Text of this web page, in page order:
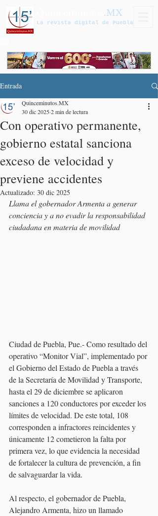
.MX
La revista digital de Puebla
Entrada
Con operativo permanente,
gobierno estatal sanciona
exceso de velocidad y
previene accidentes
Quinceminutos.MX
30 dic 20252 min de lectura
Actualizado: 30 dic 2025
Llama el gobernador Armenta a generar
conciencia y a no evadir la responsabilidad
ciudadana en materia de movilidad
Ciudad de Puebla, Pue.- Como resultado del
operativo “Monitor Vial”, implementado por
el Gobierno del Estado de Puebla a través
de la Secretaría de Movilidad y Transporte,
hasta el 29 de diciembre se aplicaron
sanciones a 120 conductores por exceder los
límites de velocidad. De este total, 108
corresponden a infractores reincidentes y
únicamente 12 cometieron la falta por
primera vez, lo que evidencia la necesidad
de fortalecer la cultura de prevención, a fin
de salvaguardar la vida.
Al respecto, el gobernador de Puebla,
Alejandro Armenta, hizo un llamado